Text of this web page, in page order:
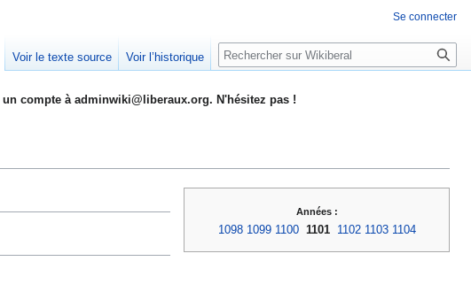
compte à adminwiki@liberaux.org. N'hésitez pas !
Années :
1098 1099 1100 1101 1102 1103 1104
Se connecter
Voir le texte source Voir l’historique Rechercher